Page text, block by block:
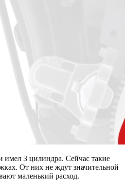
3 цилиндра. Сейчас такие
От них не ждут значительной
маленький расход.